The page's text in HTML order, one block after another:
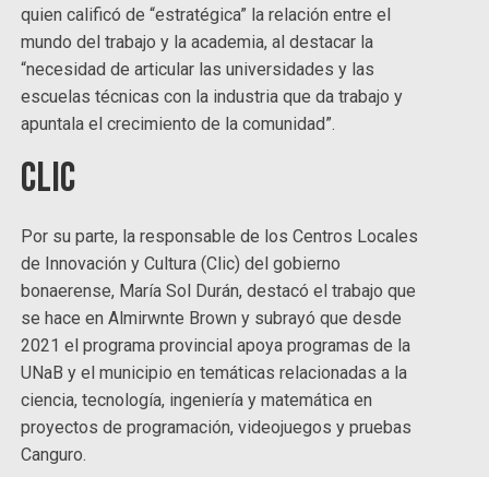
quien calificó de “estratégica” la relación entre el
mundo del trabajo y la academia, al destacar la
“necesidad de articular las universidades y las
escuelas técnicas con la industria que da trabajo y
apuntala el crecimiento de la comunidad”.
CLIC
Por su parte, la responsable de los Centros Locales
de Innovación y Cultura (Clic) del gobierno
bonaerense, María Sol Durán, destacó el trabajo que
se hace en Almirwnte Brown y subrayó que desde
2021 el programa provincial apoya programas de la
UNaB y el municipio en temáticas relacionadas a la
ciencia, tecnología, ingeniería y matemática en
proyectos de programación, videojuegos y pruebas
Canguro.